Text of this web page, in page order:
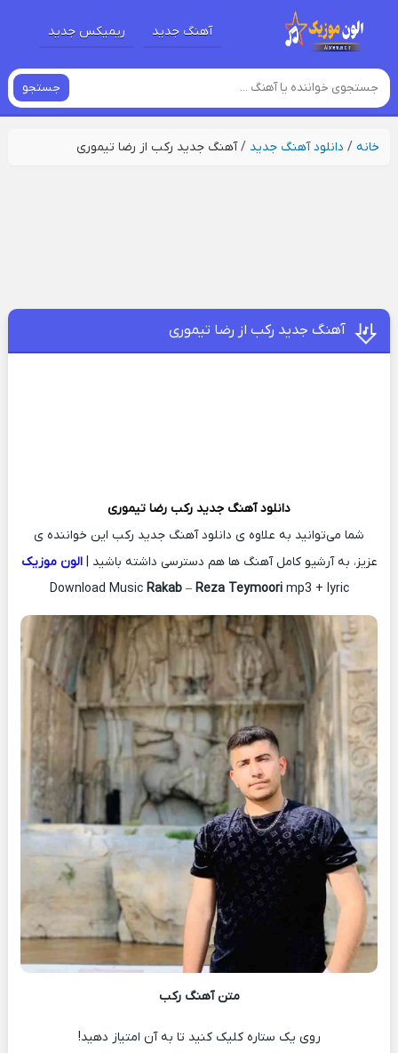
آهنگ جدید ریمیکس جدید
جستجو
خانه/ دانلود آهنگ جدید /آهنگ جدید رکب از رضا تیموری
آهنگ جدید رکب از رضا تیموری
دانلود آهنگ جدید رکب رضا تیموری
شما می‌توانید به علاوه ی دانلود آهنگ جدید رکب این خواننده ی
عزیز، به آرشیو کامل آهنگ ها هم دسترسی داشته باشید |الون موزیک
Download Music Rakab– Reza Teymoorimp3 + lyric
متن آهنگ رکب
روی یک ستاره کلیک کنید تا به آن امتیاز دهید!